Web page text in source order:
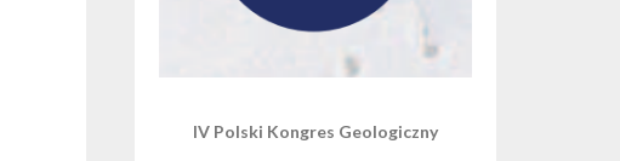
IV Polski Kongres Geologiczny